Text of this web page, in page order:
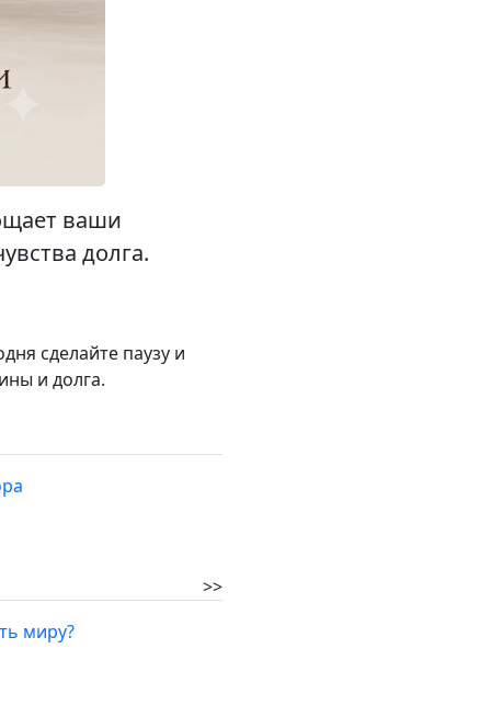
ваши
долга.
сделайте паузу и
и долга.
>>
миру?